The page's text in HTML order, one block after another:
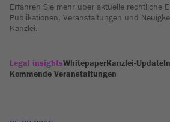
Erfahren Sie mehr über aktuelle rechtliche
Publikationen, Veranstaltungen und
Kanzlei.
Legal insightsWhitepaperKanzlei-Update
Kommende Veranstaltungen